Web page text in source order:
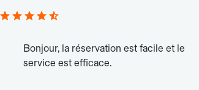
Bonjour, la réservation est facile et le
service est efficace.